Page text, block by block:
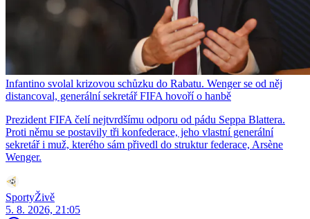
Infantino svolal krizovou schůzku do Rabatu. Wenger se od něj
distancoval, generální sekretář FIFA hovoří o hanbě
Prezident FIFA čelí nejtvrdšímu odporu od pádu Seppa Blattera.
Proti němu se postavily tři konfederace, jeho vlastní generální
sekretář i muž, kterého sám přivedl do struktur federace, Arsène
Wenger.
SportyŽivě
5. 8. 2026, 21:05